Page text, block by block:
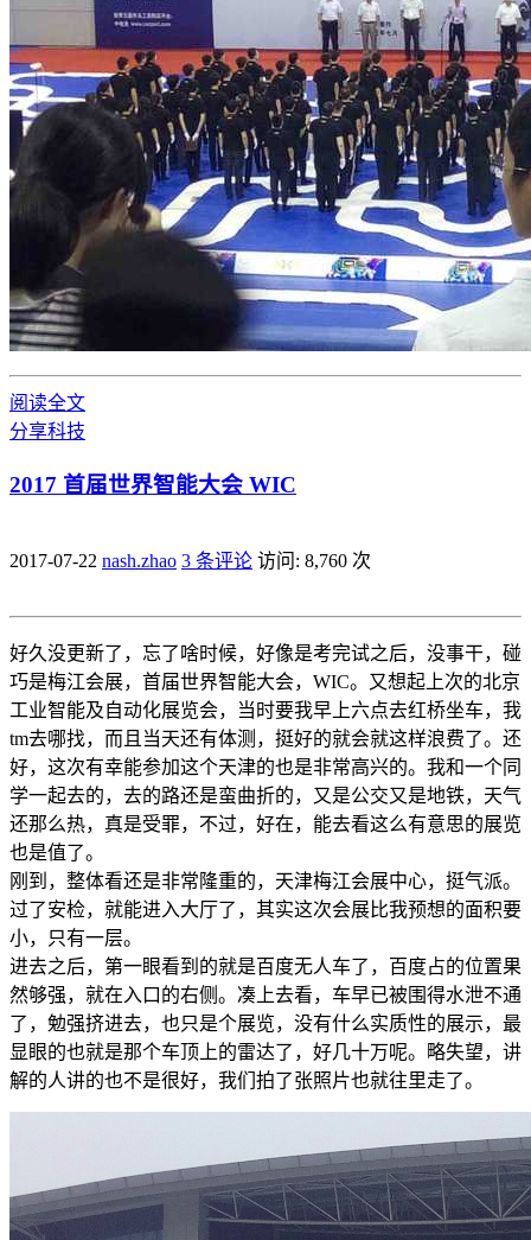
阅读全文
分享科技
2017 首届世界智能大会 WIC
2017-07-22 nash.zhao 3 条评论 访问: 8,760 次
好久没更新了，忘了啥时候，好像是考完试之后，没事干，碰
巧是梅江会展，首届世界智能大会，WIC。又想起上次的北京
工业智能及自动化展览会，当时要我早上六点去红桥坐车，我
tm去哪找，而且当天还有体测，挺好的就会就这样浪费了。还
好，这次有幸能参加这个天津的也是非常高兴的。我和一个同
学一起去的，去的路还是蛮曲折的，又是公交又是地铁，天气
还那么热，真是受罪，不过，好在，能去看这么有意思的展览
也是值了。
刚到，整体看还是非常隆重的，天津梅江会展中心，挺气派。
过了安检，就能进入大厅了，其实这次会展比我预想的面积要
小，只有一层。
进去之后，第一眼看到的就是百度无人车了，百度占的位置果
然够强，就在入口的右侧。凑上去看，车早已被围得水泄不通
了，勉强挤进去，也只是个展览，没有什么实质性的展示，最
显眼的也就是那个车顶上的雷达了，好几十万呢。略失望，讲
解的人讲的也不是很好，我们拍了张照片也就往里走了。